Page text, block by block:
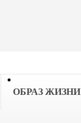
OБРАЗ ЖИЗНИ